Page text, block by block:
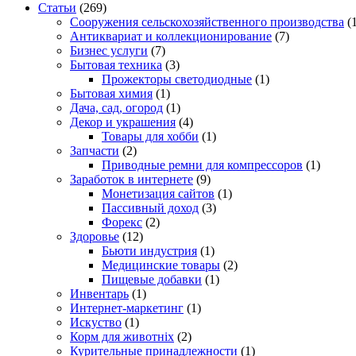
Статьи (269)
Cооружения сельскохозяйственного производства
Антиквариат и коллекционирование (7)
Бизнес услуги (7)
Бытовая техника (3)
Прожекторы светодиодные (1)
Бытовая химия (1)
Дача, сад, огород (1)
Декор и украшения (4)
Товары для хобби (1)
Запчасти (2)
Приводные ремни для компрессоров (1)
Заработок в интернете (9)
Монетизация сайтов (1)
Пассивный доход (3)
Форекс (2)
Здоровье (12)
Бьюти индустрия (1)
Медицинские товары (2)
Пищевые добавки (1)
Инвентарь (1)
Интернет-маркетинг (1)
Искуство (1)
Корм для животніх (2)
Курительные принадлежности (1)